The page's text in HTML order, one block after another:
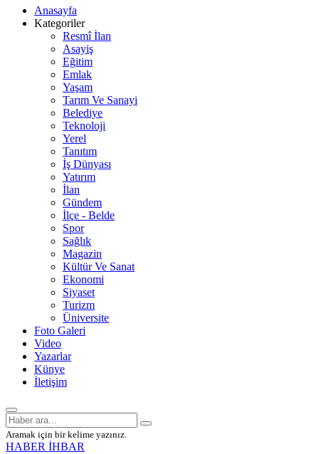
Anasayfa
Kategoriler
Resmî İlan
Asayiş
Eğitim
Emlak
Yaşam
Tarım Ve Sanayi
Belediye
Teknoloji
Yerel
Tanıtım
İş Dünyası
Yatırım
İlan
Gündem
İlçe - Belde
Spor
Sağlık
Magazin
Kültür Ve Sanat
Ekonomi
Siyaset
Turizm
Üniversite
Foto Galeri
Video
Yazarlar
Künye
İletişim
Aramak için bir kelime yazınız.
HABER İHBAR